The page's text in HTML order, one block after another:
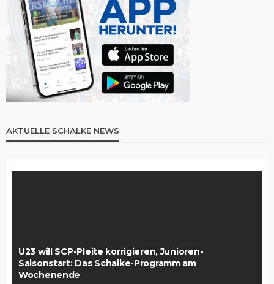
AKTUELLE SCHALKE NEWS
U23 will SCP-Pleite korrigieren, Junioren-
Saisonstart: Das Schalke-Programm am
Wochenende